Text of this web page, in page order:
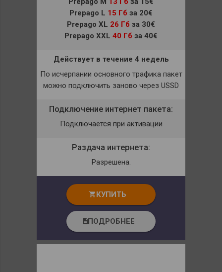
Prepago L 15 Гб за 20€
Prepago XL 26 Гб за 30€
Prepago XXL 40 Гб за 40€
Действует в течение 4 недель
По исчерпании основного трафика пакет
можно подключить заново через USSD
Подключение интернет пакета:
Подключается при активации
Раздача интернета:
Разрешена.
shopping_cart КУПИТЬ
descriptionПОДРОБНЕЕ